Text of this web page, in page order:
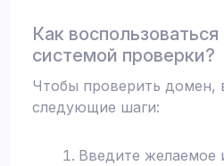
Как
системой проверки?
Чтобы проверить домен,
следующие шаги:
Введите желаемое